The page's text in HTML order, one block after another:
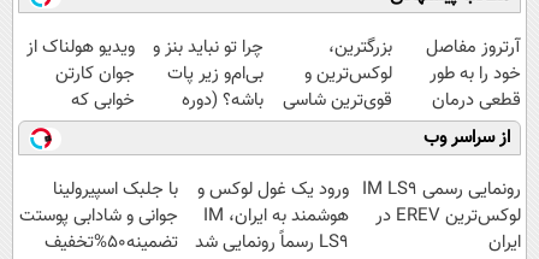
آرتروز مفاصل
خود را به طور
قطعی درمان
کنید!
◗پرسش‌نامه◖
بزرگترین،
لوکس‌ترین و
قوی‌ترین شاسی
بلند EREV در در
ایران رونمایی
شد
چرا تو نباید بنز و
بی‌ام‌و زیر پات
باشه؟ (دوره
رایگان درآمد
میلیاردی)
ویدیو هولناک از
جوان کارتن
خوابی که
میلیاردر شد.
آموزش رایگان
از سراسر وب
رونمایی رسمی IM LS9
لوکس‌ترین EREV در
ایران
ورود یک غول لوکس و
هوشمند به ایران، IM
LS9 رسماً رونمایی شد
با جلبک اسپیرولینا
جوانی و شادابی پوستت
تضمینه50%تخفیف